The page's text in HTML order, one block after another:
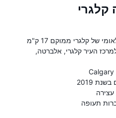
קלגרי
נמל התעופה הבינלאומי של קלגרי ממוקם 17 ק"מ
למרכז העיר קלגרי, אלברטה,